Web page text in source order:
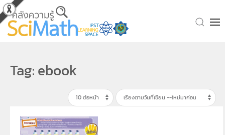
Skip to main content
Tag: ebook